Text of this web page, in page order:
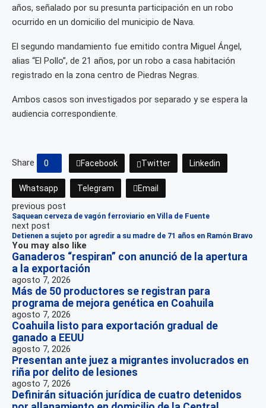
años, señalado por su presunta participación en un robo
ocurrido en un domicilio del municipio de Nava.
El segundo mandamiento fue emitido contra Miguel Ángel,
alias “El Pollo”, de 21 años, por un robo a casa habitación
registrado en la zona centro de Piedras Negras.
Ambos casos son investigados por separado y se espera la
audiencia correspondiente.
Share 0 Facebook Twitter Linkedin
Whatsapp Telegram Email
previous post
Saquean cerveza de vagón ferroviario en Villa de Fuente
next post
Detienen a sujeto por agredir a su madre de 71 años en Ramón Bravo
You may also like
Ganaderos “respiran” con anunció de la apertura
a la exportación
agosto 7, 2026
Más de 50 productores se registran para
programa de mejora genética en Coahuila
agosto 7, 2026
Coahuila listo para exportación gradual de
ganado a EEUU
agosto 7, 2026
Presentan ante juez a migrantes involucrados en
riña por delito de lesiones
agosto 7, 2026
Definirán situación jurídica de cuatro detenidos